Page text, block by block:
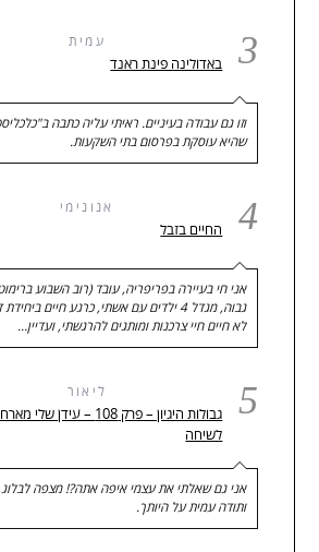
3 עמית
באדולינה פינת ראנד
וזו גם עבודה בעיניים. ראיתי עליה כתבה
שהיא עוסקת בפרסום בתי השקעות.
4 אנונימי
החיים בזבל
אני חי בעיירה בפריפריה, עובד (רוב השבוע
גבוה, מגדל 4 ילדים עם אשתי, כרגע חיים
לא חיים חיי צרכנות ומותגים להרגשתי, ועדיין…
5 ליאור
גבולות היגיון – פרק 108 – עידן
לשיחה
אני גם שאלתי את עצמי איפה אתה?! מצפה
ותודה עמית על היותך.